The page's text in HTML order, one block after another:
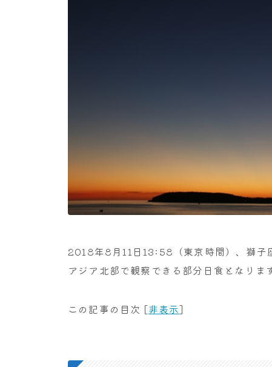
2018年8月11日13:58（東京時間）、獅子
アジア北部で観察できる部分日食となりま
この記事の目次 [非表示]